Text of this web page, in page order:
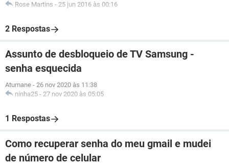
Rose Martins - 25 jun 2016 às 00:16
2 Respostas
Assunto de desbloqueio de TV Samsung -
senha esquecida
Atumane - 26 nov 2020 às 11:38
ninha25 - 27 nov 2020 às 05:05
1 Respostas
Como recuperar senha do meu gmail e mudei
de número de celular